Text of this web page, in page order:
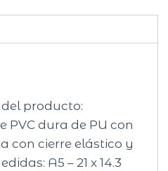
producto:
PVC dura de PU con
con cierre elástico y
A5 – 21 x 14.3